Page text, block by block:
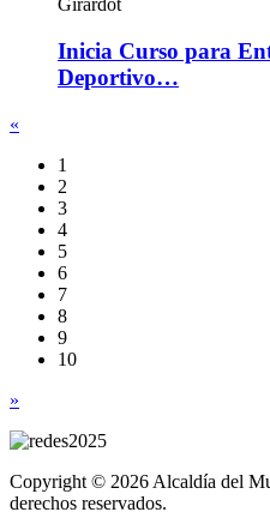
Inicia Curso para
Deportivo…
«
1
2
3
4
5
6
7
8
9
10
»
Copyright © 2026 Alcaldía del
derechos reservados.